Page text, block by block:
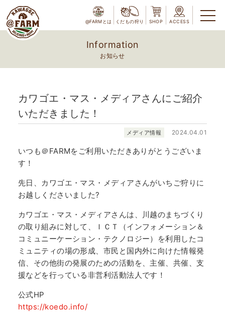
@FARMとは くだもの狩り SHOP ACCESS
Information
お知らせ
カワゴエ・マス・メディアさんにご紹介
いただきました！
メディア情報 2024.04.01
いつも＠FARMをご利用いただきありがとうございま
す！
先日、カワゴエ・マス・メディアさんがいちご狩りに
お越しくださいました?
カワゴエ・マス・メディアさんは、川越のまちづくり
の取り組みに対して、ＩＣＴ（インフォメーション＆
コミュニーケーション・テクノロジー）を利用したコ
ミュニティの場の形成、市民と国内外に向けた情報発
信、その他街の発展のための活動を、主催、共催、支
援などを行っている非営利活動法人です！
公式HP
https://koedo.info/